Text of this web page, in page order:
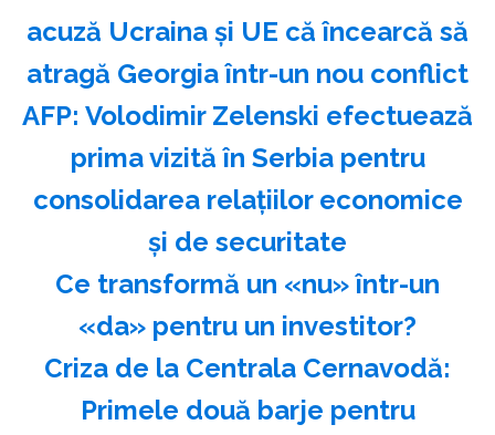
acuză Ucraina şi UE că încearcă să
atragă Georgia într-un nou conflict
AFP: Volodimir Zelenski efectuează
prima vizită în Serbia pentru
consolidarea relaţiilor economice
şi de securitate
Ce transformă un «nu» într-un
«da» pentru un investitor?
Criza de la Centrala Cernavodă:
Primele două barje pentru